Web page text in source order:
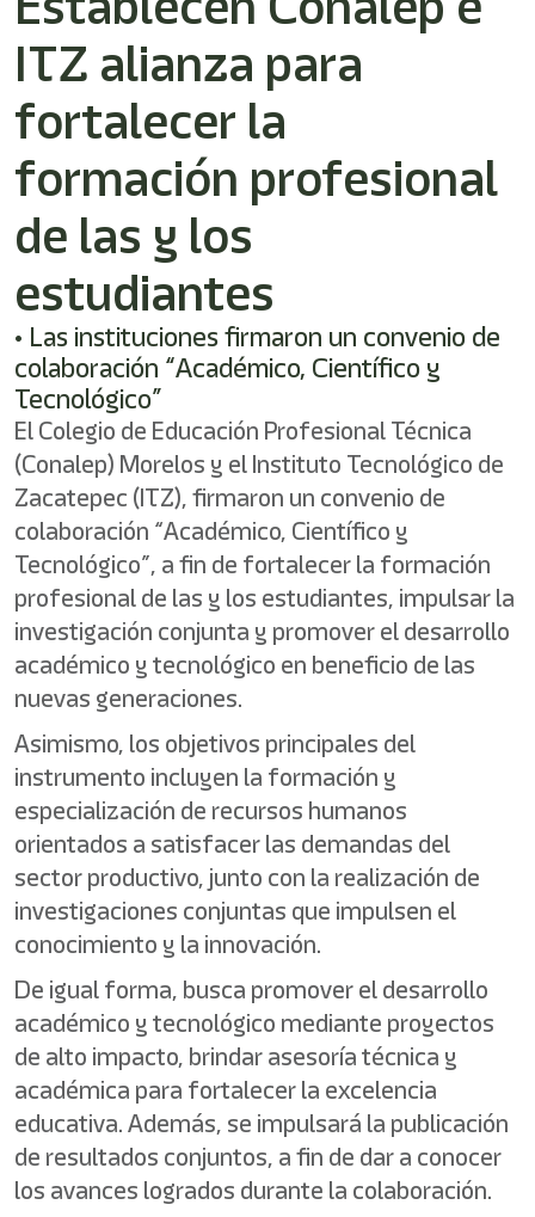
activates
the
screen
to
help
you
navigate
interact
the
content.
ITZ alianza para
fortalecer la
formación profesional
de las y los
estudiantes
• Las instituciones firmaron un convenio de
colaboración “Académico, Científico y
Tecnológico”
El Colegio de Educación Profesional Técnica
(Conalep) Morelos y el Instituto Tecnológico de
Zacatepec (ITZ), firmaron un convenio de
colaboración “Académico, Científico y
Tecnológico”, a fin de fortalecer la formación
profesional de las y los estudiantes, impulsar la
investigación conjunta y promover el desarrollo
académico y tecnológico en beneficio de las
nuevas generaciones.
Asimismo, los objetivos principales del
instrumento incluyen la formación y
especialización de recursos humanos
orientados a satisfacer las demandas del
sector productivo, junto con la realización de
investigaciones conjuntas que impulsen el
conocimiento y la innovación.
De igual forma, busca promover el desarrollo
académico y tecnológico mediante proyectos
de alto impacto, brindar asesoría técnica y
académica para fortalecer la excelencia
educativa. Además, se impulsará la publicación
de resultados conjuntos, a fin de dar a conocer
los avances logrados durante la colaboración.